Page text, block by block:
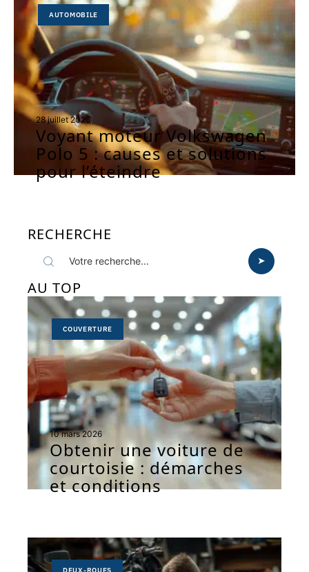
AUTOMOBILE
28 juillet 2026
Voyant moteur Volkswagen
Polo 5 : causes et solutions
pour l’éteindre
RECHERCHE
AU TOP
COUVERTURE
10 mars 2026
Obtenir une voiture de
courtoisie : démarches
et conditions